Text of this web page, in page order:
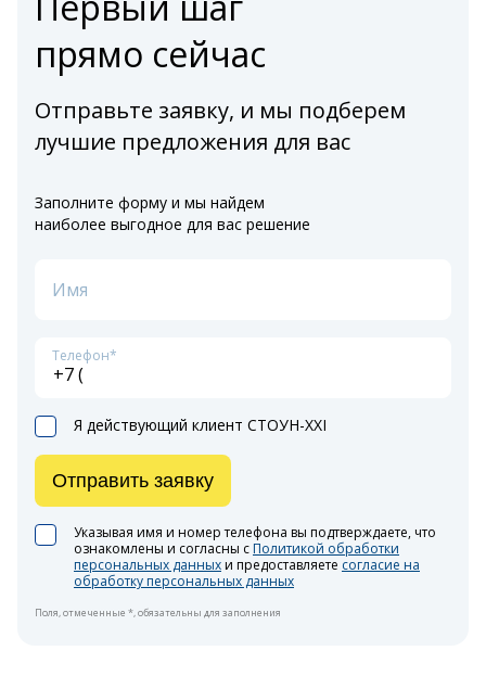
прямо сейчас
Отправьте заявку, и мы подберем
лучшие предложения для вас
Заполните форму и мы найдем
наиболее выгодное для вас решение
Имя
Телефон*
Я действующий клиент СТОУН-XXI
Указывая имя и номер телефона вы подтверждаете, что
ознакомлены и согласны с Политикой обработки
персональных данныхи предоставляете согласие на
обработку персональных данных
Отправить заявку
Поля, отмеченные *, обязательны для заполнения